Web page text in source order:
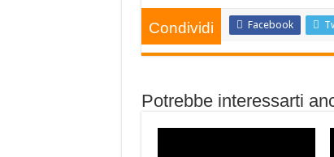
Condividi Facebook
Potrebbe interessarti